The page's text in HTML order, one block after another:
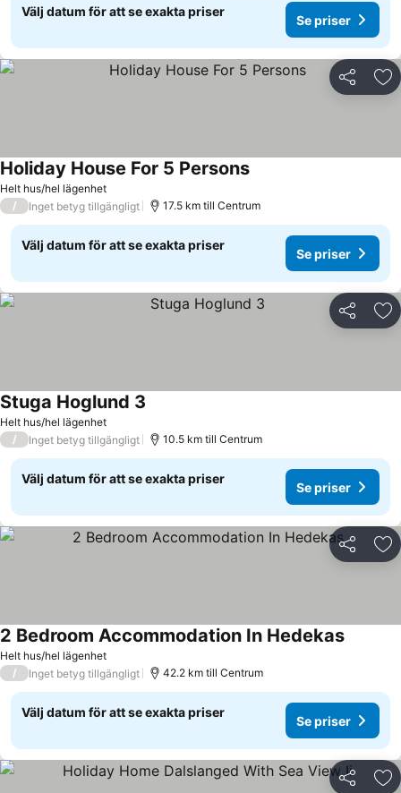
Välj datum för att se exakta priser
Se priser
Dela
Helt hus/hel lägenhet
Holiday House For 5 Persons
/ Inget betyg tillgängligt 17.5 km till Centrum
Välj datum för att se exakta priser
Se priser
Dela
Helt hus/hel lägenhet
Stuga Hoglund 3
/ Inget betyg tillgängligt 10.5 km till Centrum
Välj datum för att se exakta priser
Se priser
Dela
Helt hus/hel lägenhet
2 Bedroom Accommodation In Hedekas
/ Inget betyg tillgängligt 42.2 km till Centrum
Välj datum för att se exakta priser
Se priser
Dela